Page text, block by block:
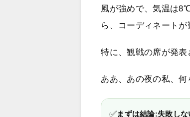
風が強めで、気温は
ら、コーディネートが
特に、観戦の席が発表
ああ、あの夜の私、
✅ まずは結論:失敗しな